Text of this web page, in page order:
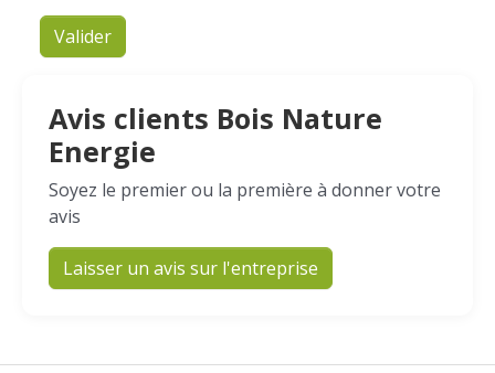
Valider
Avis clients Bois Nature
Energie
Soyez le premier ou la première à donner votre
avis
Laisser un avis sur l'entreprise